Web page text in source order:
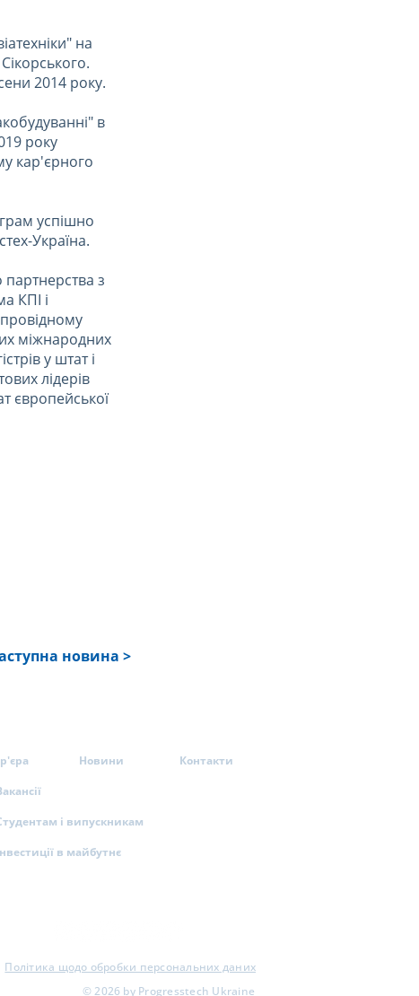
на
2014 року.
в
року
кар'єрного
успішно
Україна.
з
КПІ і
міжнародних
у штат і
лідерів
європейської
новина >
Новини
Контакти
і випускникам
в майбутнє
Політика щодо обробки персональних даних
© 2026 by Progresstech Ukraine